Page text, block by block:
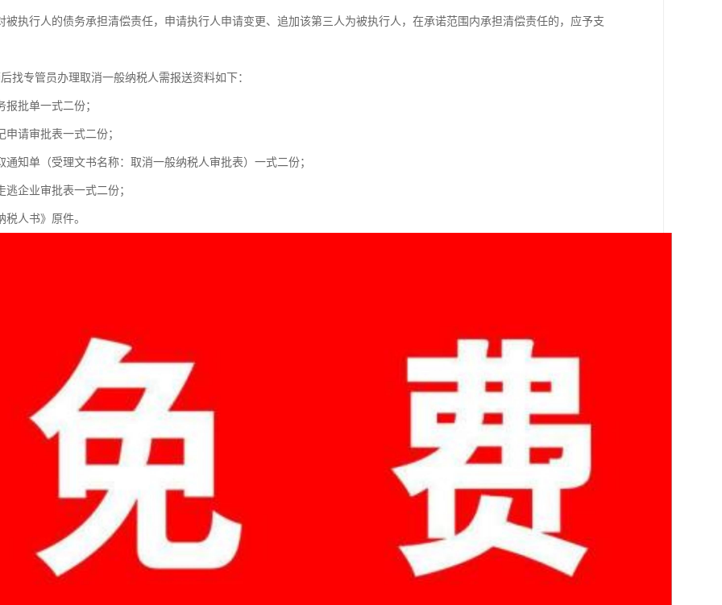
被执行人的债务承担清偿责任，申请执行人申请变更、追加该第三人为被执行人，在承诺范围内承担清偿责任的，应予支
找专管员办理取消一般纳税人需报送资料如下：
批单一式二份；
请审批表一式二份；
知单（受理文书名称：取消一般纳税人审批表）一式二份；
企业审批表一式二份；
人书》原件。